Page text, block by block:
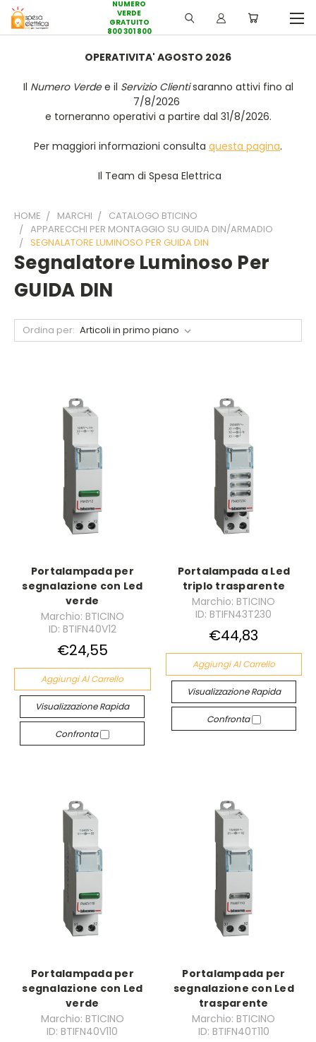
NUMERO
VERDE
GRATUITO
800 301 800
OPERATIVITA' AGOSTO 2026
Il Numero Verdee il Servizio Clientisaranno attivi fino al
7/8/2026
e torneranno operativi a partire dal 31/8/2026.
Per maggiori informazioni consulta questa pagina.
Il Team di Spesa Elettrica
HOME MARCHI
CATALOGO BTICINO
APPARECCHI PER MONTAGGIO SU GUIDA DIN/ARMADIO
SEGNALATORE LUMINOSO PER GUIDA DIN
Segnalatore Luminoso Per
GUIDA DIN
Ordina per:
Portalampada per
segnalazione con Led
verde
Marchio: BTICINO
ID: BTIFN40V12
€24,55
Aggiungi Al Carrello
Visualizzazione Rapida
Confronta
Portalampada a Led
triplo trasparente
Marchio: BTICINO
ID: BTIFN43T230
€44,83
Aggiungi Al Carrello
Visualizzazione Rapida
Confronta
Portalampada per
segnalazione con Led
verde
Marchio: BTICINO
ID: BTIFN40V110
Portalampada per
segnalazione con Led
trasparente
Marchio: BTICINO
ID: BTIFN40T110